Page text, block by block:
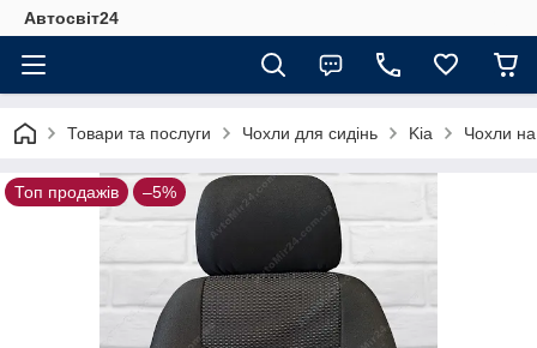
Автосвіт24
Товари та послуги Чохли для сидінь Kia Чохли
Топ продажів –5%